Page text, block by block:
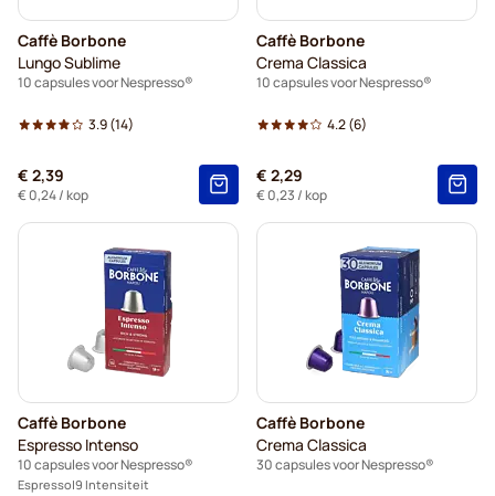
Caffè Borbone
Lungo Sublime
10 capsules voor Nespresso®
3.9(14)
€ 2,39
€ 0,24/ kop
Caffè Borbone
Crema Classica
10 capsules voor Nespresso®
4.2(6)
€ 2,29
€ 0,23 / kop
Caffè Borbone
Espresso Intenso
10 capsules voor Nespresso®
Espresso 9 Intensiteit
Caffè Borbone
Crema Classica
30 capsules voor Nespresso®